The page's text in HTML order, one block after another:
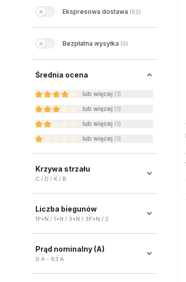
Ekspresowa dostawa (52)
Bezpłatna wysyłka (5)
Średnia ocena
lub więcej (1)
lub więcej (1)
lub więcej (1)
lub więcej (1)
Krzywa strzału
C / D / K / B
D (2 )
Liczba biegunów
1P+N / 1+N / 3+N / 3P+N / 2
1+N (16)
Prąd nominalny (A)
0 A - 63 A